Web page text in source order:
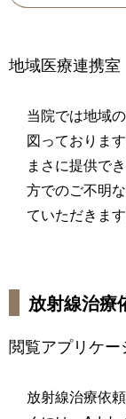
地域医療連携室
当院では地域
図っておりま
まさに提供で
方でのご不明
ていただきま
放射線治療
閲覧アプリケ
放射線治療依